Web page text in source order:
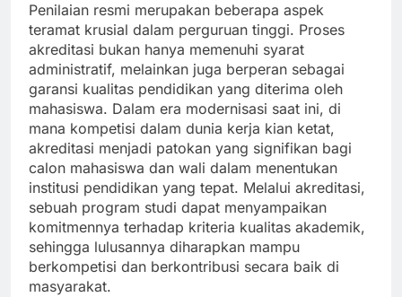
Penilaian resmi merupakan beberapa aspek
teramat krusial dalam perguruan tinggi. Proses
akreditasi bukan hanya memenuhi syarat
administratif, melainkan juga berperan sebagai
garansi kualitas pendidikan yang diterima oleh
mahasiswa. Dalam era modernisasi saat ini, di
mana kompetisi dalam dunia kerja kian ketat,
akreditasi menjadi patokan yang signifikan bagi
calon mahasiswa dan wali dalam menentukan
institusi pendidikan yang tepat. Melalui akreditasi,
sebuah program studi dapat menyampaikan
komitmennya terhadap kriteria kualitas akademik,
sehingga lulusannya diharapkan mampu
berkompetisi dan berkontribusi secara baik di
masyarakat.